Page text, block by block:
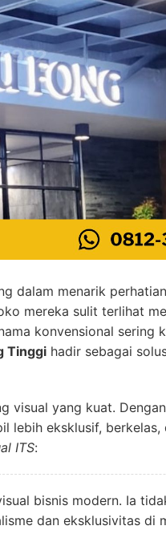
dalam menarik
mereka sulit terlihat
konvensional sering
Tinggi hadir sebagai
visual yang kuat.
lebih eksklusif,
ITS:
bisnis modern. Ia
dan eksklusivitas di